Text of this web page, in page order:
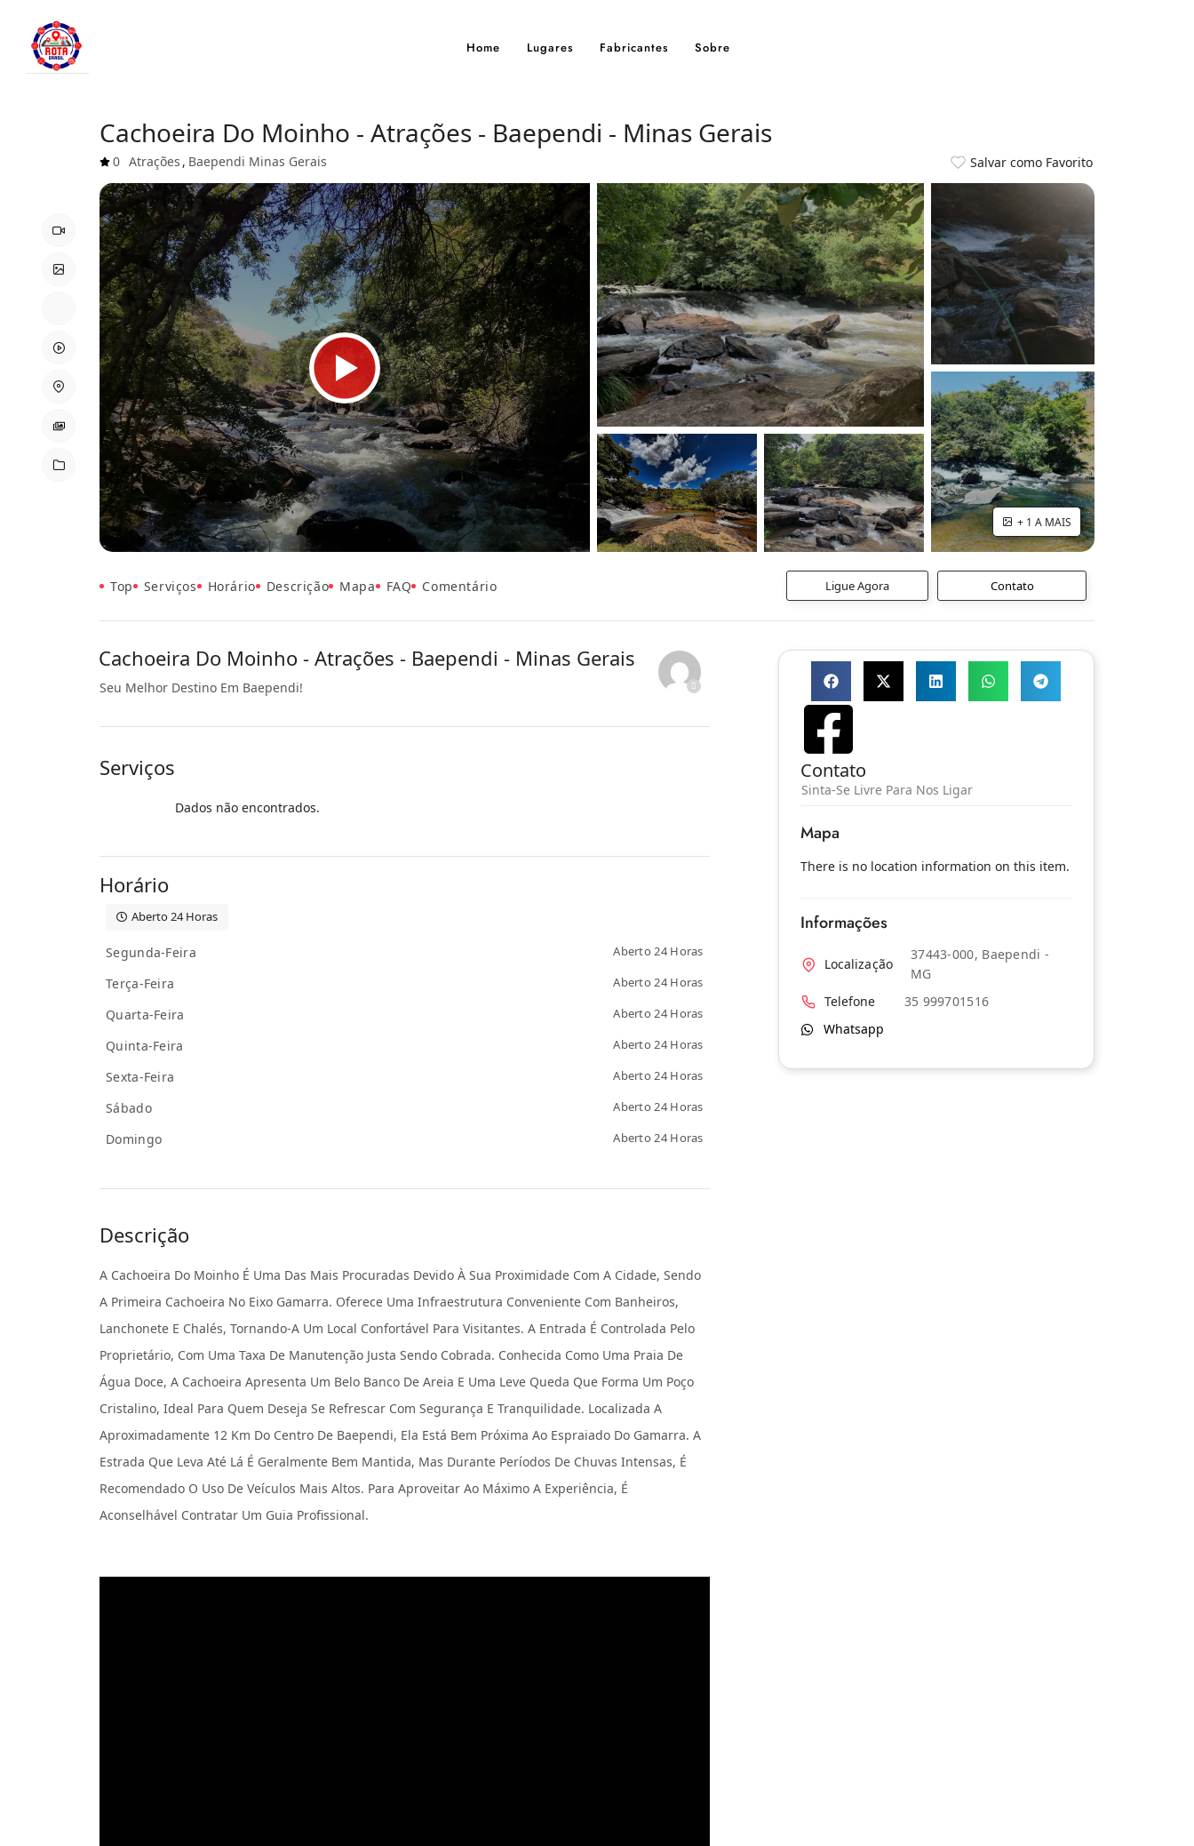
Home Lugares Fabricantes Sobre
Cachoeira Do Moinho - Atrações - Baependi - Minas Gerais
0 Atrações , Baependi Minas Gerais Salvar como Favorito
+ 1 A MAIS
Top Serviços Horário Descrição Mapa FAQ Comentário Ligue Agora Contato
Cachoeira Do Moinho - Atrações - Baependi - Minas Gerais
Seu Melhor Destino Em Baependi!
Serviços
Dados não encontrados.
Horário
Aberto 24 Horas
Segunda-Feira Aberto 24 Horas
Terça-Feira Aberto 24 Horas
Quarta-Feira Aberto 24 Horas
Quinta-Feira Aberto 24 Horas
Sexta-Feira Aberto 24 Horas
Sábado Aberto 24 Horas
Domingo Aberto 24 Horas
Descrição
A Cachoeira Do Moinho É Uma Das Mais Procuradas Devido À Sua Proximidade Com A Cidade, Sendo
A Primeira Cachoeira No Eixo Gamarra. Oferece Uma Infraestrutura Conveniente Com Banheiros,
Lanchonete E Chalés, Tornando-A Um Local Confortável Para Visitantes. A Entrada É Controlada Pelo
Proprietário, Com Uma Taxa De Manutenção Justa Sendo Cobrada. Conhecida Como Uma Praia De
Água Doce, A Cachoeira Apresenta Um Belo Banco De Areia E Uma Leve Queda Que Forma Um Poço
Cristalino, Ideal Para Quem Deseja Se Refrescar Com Segurança E Tranquilidade. Localizada A
Aproximadamente 12 Km Do Centro De Baependi, Ela Está Bem Próxima Ao Espraiado Do Gamarra. A
Estrada Que Leva Até Lá É Geralmente Bem Mantida, Mas Durante Períodos De Chuvas Intensas, É
Recomendado O Uso De Veículos Mais Altos. Para Aproveitar Ao Máximo A Experiência, É
Aconselhável Contratar Um Guia Profissional.
Contato
Sinta-Se Livre Para Nos Ligar
Mapa
There is no location information on this item.
Informações
Localização
37443-000, Baependi -
MG
Telefone
35 999701516
Whatsapp